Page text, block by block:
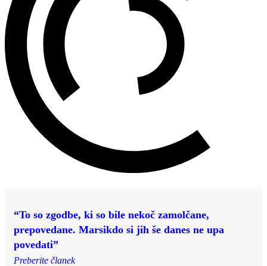
“To so zgodbe, ki so bile nekoč zamolčane,
prepovedane. Marsikdo si jih še danes ne upa
povedati”
Preberite članek